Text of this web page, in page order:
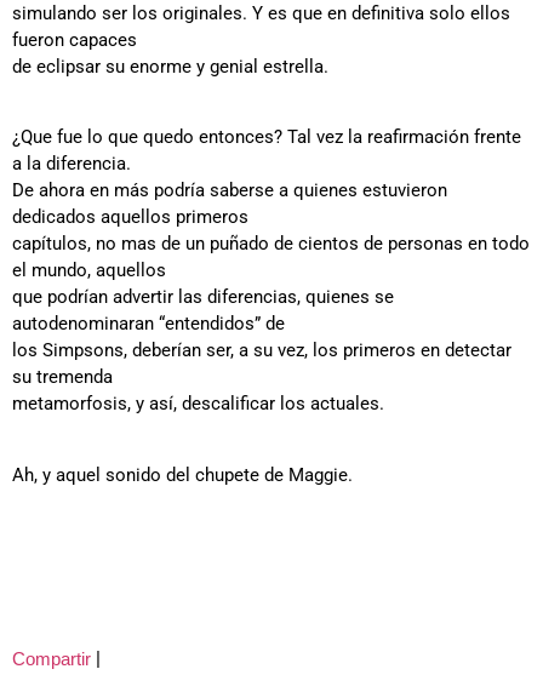
simulando ser los originales. Y es que en definitiva solo ellos
fueron capaces
de eclipsar su enorme y genial estrella.
¿Que fue lo que quedo entonces? Tal vez la reafirmación frente
a la diferencia.
De ahora en más podría saberse a quienes estuvieron
dedicados aquellos primeros
capítulos, no mas de un puñado de cientos de personas en todo
el mundo, aquellos
que podrían advertir las diferencias, quienes se
autodenominaran “entendidos” de
los Simpsons, deberían ser, a su vez, los primeros en detectar
su tremenda
metamorfosis, y así, descalificar los actuales.
Ah, y aquel sonido del chupete de Maggie.
Compartir |